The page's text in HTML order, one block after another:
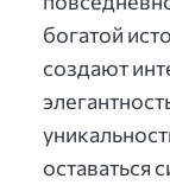
богатой
создают
оставаться